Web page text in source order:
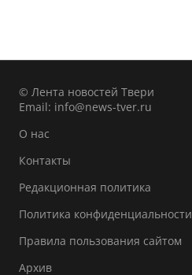
© Лента новостей Твери
Email: info@news-tver.ru
О нас
Контакты
Редакционная политика
Политика конфиденциальности
Правила пользования сайтом
Архив